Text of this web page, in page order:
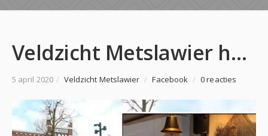
Veldzicht Metslawier heeft het adres bijgewerkt.
5 april 2020 / Veldzicht Metslawier / Facebook / 0 reacties